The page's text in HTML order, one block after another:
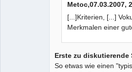
Metoc,07.03.2007,
[...]Kriterien, [...]
Merkmalen einer
Erste zu diskutierende
So etwas wie einen